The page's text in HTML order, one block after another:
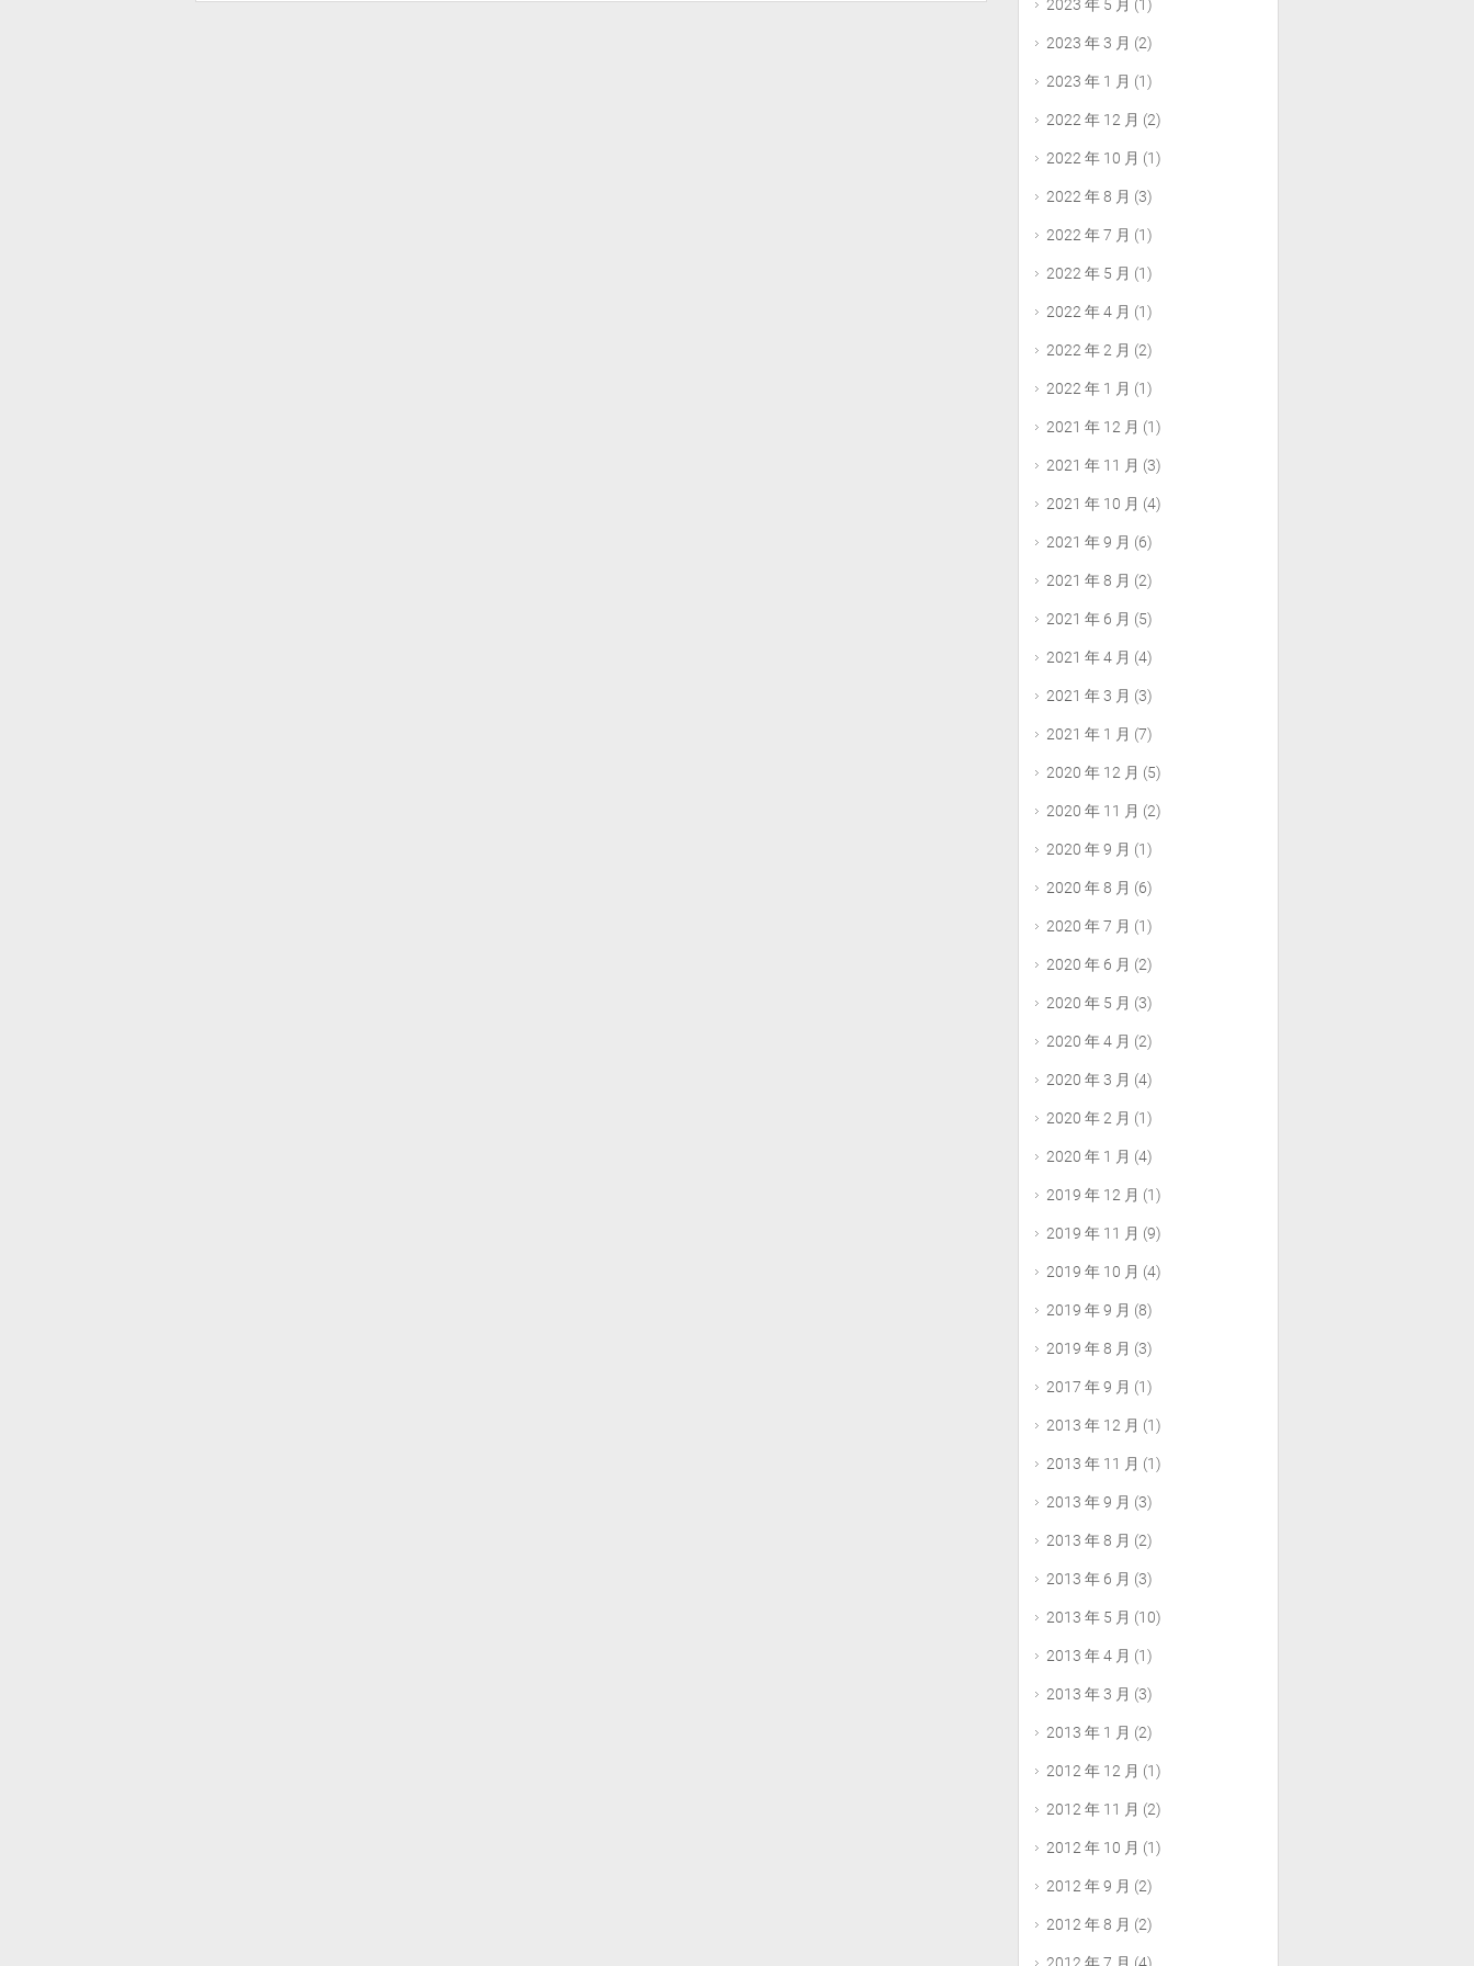
2023 年 5 月 (1)
2023 年 3 月 (2)
2023 年 1 月 (1)
2022 年 12 月 (2)
2022 年 10 月 (1)
2022 年 8 月 (3)
2022 年 7 月 (1)
2022 年 5 月 (1)
2022 年 4 月 (1)
2022 年 2 月 (2)
2022 年 1 月 (1)
2021 年 12 月 (1)
2021 年 11 月 (3)
2021 年 10 月 (4)
2021 年 9 月 (6)
2021 年 8 月 (2)
2021 年 6 月 (5)
2021 年 4 月 (4)
2021 年 3 月 (3)
2021 年 1 月 (7)
2020 年 12 月 (5)
2020 年 11 月 (2)
2020 年 9 月 (1)
2020 年 8 月 (6)
2020 年 7 月 (1)
2020 年 6 月 (2)
2020 年 5 月 (3)
2020 年 4 月 (2)
2020 年 3 月 (4)
2020 年 2 月 (1)
2020 年 1 月 (4)
2019 年 12 月 (1)
2019 年 11 月 (9)
2019 年 10 月 (4)
2019 年 9 月 (8)
2019 年 8 月 (3)
2017 年 9 月 (1)
2013 年 12 月 (1)
2013 年 11 月 (1)
2013 年 9 月 (3)
2013 年 8 月 (2)
2013 年 6 月 (3)
2013 年 5 月 (10)
2013 年 4 月 (1)
2013 年 3 月 (3)
2013 年 1 月 (2)
2012 年 12 月 (1)
2012 年 11 月 (2)
2012 年 10 月 (1)
2012 年 9 月 (2)
2012 年 8 月 (2)